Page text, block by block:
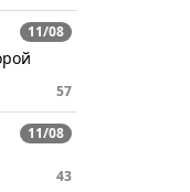
11/08
57
11/08
43